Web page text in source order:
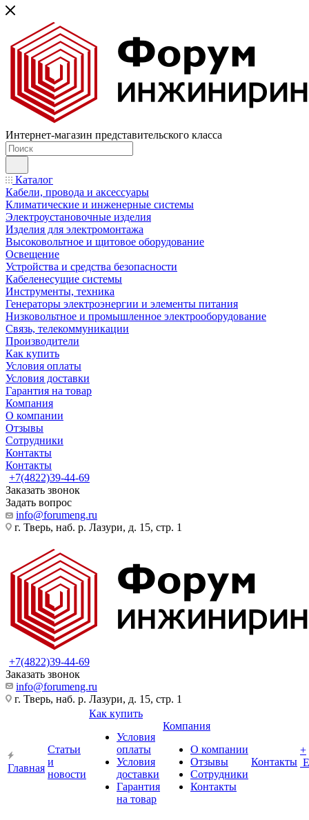
Интернет-магазин представительского класса
Каталог
Кабели, провода и аксессуары
Климатические и инженерные системы
Электроустановочные изделия
Изделия для электромонтажа
Высоковольтное и щитовое оборудование
Освещение
Устройства и средства безопасности
Кабеленесущие системы
Инструменты, техника
Генераторы электроэнергии и элементы питания
Низковольтное и промышленное электрооборудование
Связь, телекоммуникации
Производители
Как купить
Условия оплаты
Условия доставки
Гарантия на товар
Компания
О компании
Отзывы
Сотрудники
Контакты
Контакты
+7(4822)39-44-69
Заказать звонок
Задать вопрос
info@forumeng.ru
г. Тверь, наб. р. Лазури, д. 15, стр. 1
+7(4822)39-44-69
Заказать звонок
info@forumeng.ru
г. Тверь, наб. р. Лазури, д. 15, стр. 1
Главная
Статьи
и
новости
Как купить
Условия
оплаты
Условия
доставки
Гарантия
на товар
Компания
О компании
Отзывы
Сотрудники
Контакты
Контакты
+